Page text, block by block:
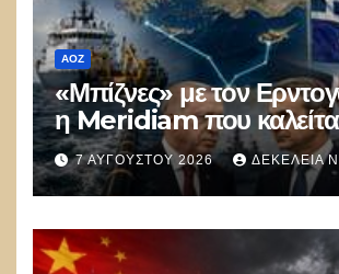
ΑΟΖ
«Μπίζνες» με τον
η Meridiam που
ξεμπλοκάρει το καλώδιο
Ελλάδας–Κύπρου
7 ΑΥΓΟΎΣΤΟΥ 2026 ΔΕΚΈΛΕΙΑ